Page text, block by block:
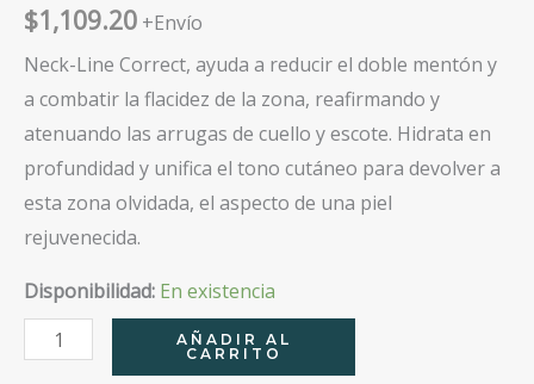
$1,109.20 +Envío
Neck-Line Correct, ayuda a reducir el doble mentón y
a combatir la flacidez de la zona, reafirmando y
atenuando las arrugas de cuello y escote. Hidrata en
profundidad y unifica el tono cutáneo para devolver a
esta zona olvidada, el aspecto de una piel
rejuvenecida.
Disponibilidad: En existencia
Neck-
Line
AÑADIR AL
CARRITO